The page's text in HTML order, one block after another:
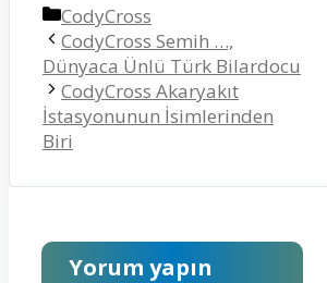
Kategoriler
CodyCross
CodyCross Semih …,
Dünyaca Ünlü Türk Bilardocu
CodyCross Akaryakıt
İstasyonunun İsimlerinden
Biri
Yorum yapın